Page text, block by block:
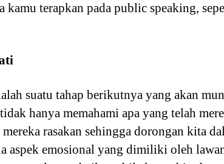
kamu terapkan pada public speaking,
suatu tahap berikutnya yang akan
hanya memahami apa yang telah
rasakan sehingga dorongan kita
aspek emosional yang dimiliki oleh